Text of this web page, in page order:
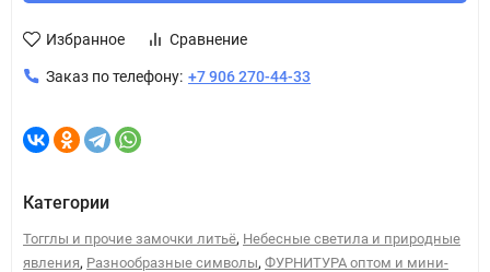
Избранное Сравнение
Заказ по телефону: +7 906 270-44-33
Категории
Тогглы и прочие замочки литьё, Небесные светила и природные
явления, Разнообразные символы, ФУРНИТУРА оптом и мини-